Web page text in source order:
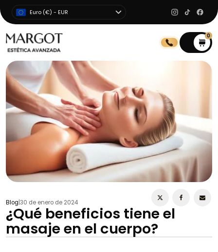
Euro (€) - EUR
0
Blog 30 de enero de 2024
¿Qué beneficios tiene el
masaje en el cuerpo?